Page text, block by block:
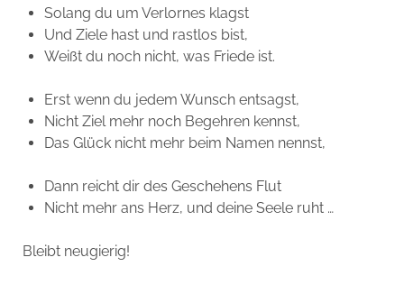
Solang du um Verlornes klagst
Und Ziele hast und rastlos bist,
Weißt du noch nicht, was Friede ist.
Erst wenn du jedem Wunsch entsagst,
Nicht Ziel mehr noch Begehren kennst,
Das Glück nicht mehr beim Namen nennst,
Dann reicht dir des Geschehens Flut
Nicht mehr ans Herz, und deine Seele ruht …
Bleibt neugierig!